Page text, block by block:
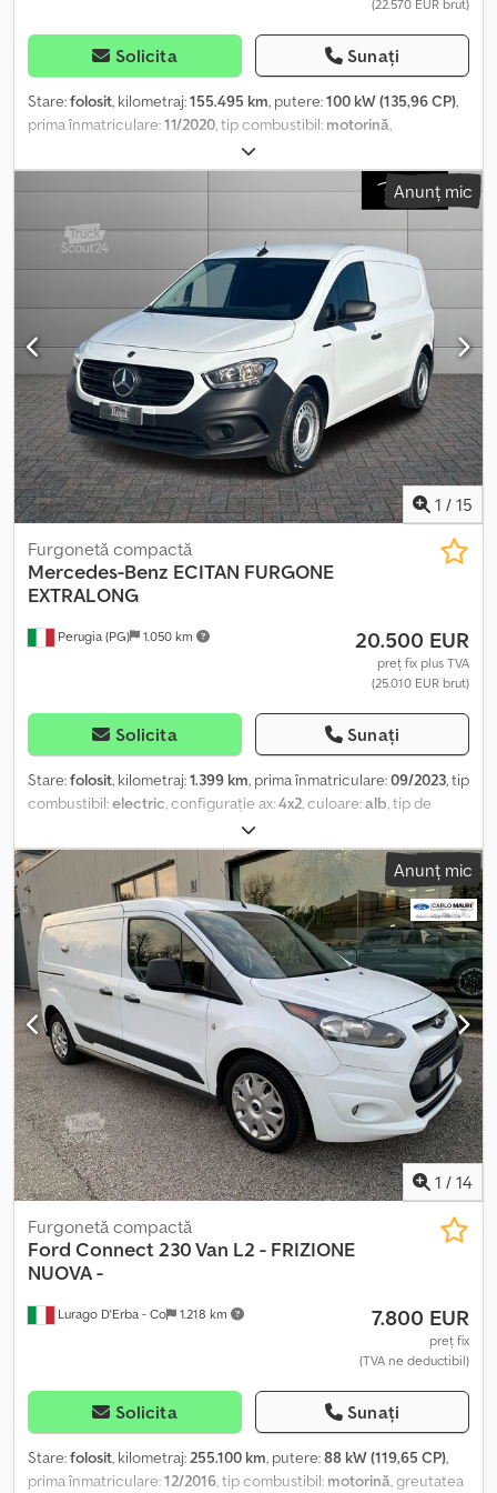
(22.570 EUR brut)
Solicita Sunați
Stare:folosit, kilometraj:155.495 km, putere:100 kW (135,96 CP),
prima înmatriculare:11/2020, tip combustibil: motorină,
alb, tip de angrenaj:
de emisii:Euro 6, suspensie:oțel, număr de locuri:3, Dotări:aer
condiționat, servodirecție, Informațiile prezentate nu constituie
Anunț mic
1 / 15
Perugia (PG) 1.050 km
Furgonetă compactă
Mercedes-Benz ECITAN FURGONE
EXTRALONG
20.500 EUR
preț fix plus TVA
(25.010 EUR brut)
Solicita Sunați
Stare:folosit, kilometraj:1.399 km, prima înmatriculare:09/2023, tip
combustibil:electric , configurație ax:4x2 , culoare:alb , tip de
, clasă de emisii:
de locuri:3, Dotări:aer condiționat, servodirecție, Informațiile
prezentate nu constituie element contractual Dcedpfoy Rfpxjx
Acrek
Anunț mic
1 / 14
Lurago D'Erba - Co 1.218 km
Furgonetă compactă
Ford Connect 230 Van L2 - FRIZIONE
NUOVA -
7.800 EUR
preț fix
(TVA ne deductibil)
Solicita Sunați
Stare:folosit, kilometraj:255.100 km, putere:88 kW (119,65 CP),
prima înmatriculare:12/2016, tip combustibil: motorină, greutatea